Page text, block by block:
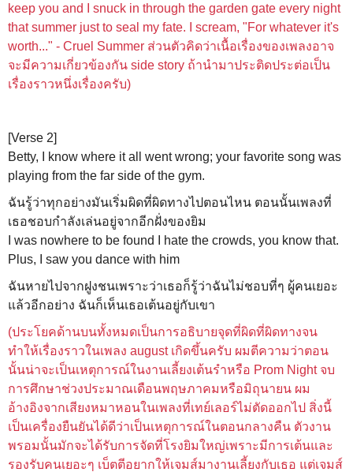
keep you and I snuck in through the garden gate every night
that summer just to seal my fate. I scream, "For whatever it's
worth..." - Cruel Summer ส่วนตัวคิดว่าเนื้อเรื่องของเพลงอาจ
จะมีความเกี่ยวข้องกัน side story ถ้านำมาประติดประต่อเป็น
เรื่องราวหนึ่งเรื่องครับ)
[Verse 2]
Betty, I know where it all went wrong; your favorite song was
playing from the far side of the gym.
ฉันรู้ว่าทุกอย่างมันเริ่มผิดที่ผิดทางไปตอนไหน ตอนนั้นเพลงที่
เธอชอบกำลังเล่นอยู่จากอีกฝั่งของยิม
I was nowhere to be found I hate the crowds, you know that.
Plus, I saw you dance with him
ฉันหายไปจากฝูงชนเพราะว่าเธอก็รู้ว่าฉันไม่ชอบที่ๆ ผู้คนเยอะ
แล้วอีกอย่าง ฉันก็เห็นเธอเต้นอยู่กับเขา
(ประโยคด้านบนทั้งหมดเป็นการอธิบายจุดที่ผิดที่ผิดทางจน
ทำให้เรื่องราวในเพลง august เกิดขึ้นครับ ผมตีความว่าตอน
นั้นน่าจะเป็นเหตุการณ์ในงานเลี้ยงเต้นรำหรือ Prom Night จบ
การศึกษาช่วงประมาณเดือนพฤษภาคมหรือมิถุนายน ผม
อ้างอิงจากเสียงหมาหอนในเพลงที่เทย์เลอร์ไม่ตัดออกไป สิ่งนี้
เป็นเครื่องยืนยันได้ดีว่าเป็นเหตุการณ์ในตอนกลางคืน ตัวงาน
พรอมนั้นมักจะได้รับการจัดที่โรงยิมใหญ่เพราะมีการเต้นและ
รองรับคนเยอะๆ เบ็ตตีอยากให้เจมส์มางานเลี้ยงกับเธอ แต่เจมส์